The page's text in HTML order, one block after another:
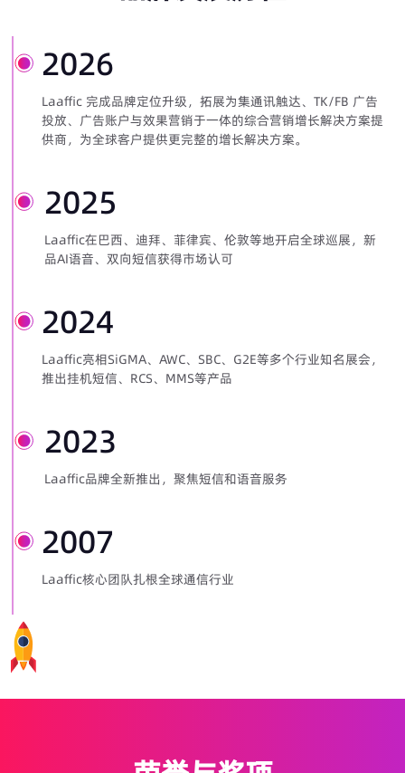
2026
Laaffic 完成品牌定位升级，拓展为集通讯触达、TK/FB 广告
投放、广告账户与效果营销于一体的综合营销增长解决方案提
供商，为全球客户提供更完整的增长解决方案。
2025
Laaffic在巴西、迪拜、菲律宾、伦敦等地开启全球巡展，新
品AI语音、双向短信获得市场认可
2024
Laaffic亮相SiGMA、AWC、SBC、G2E等多个行业知名展会，
推出挂机短信、RCS、MMS等产品
2023
Laaffic品牌全新推出，聚焦短信和语音服务
2007
Laaffic核心团队扎根全球通信行业